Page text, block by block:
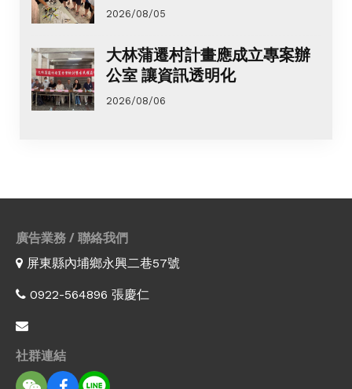
2026/08/05
大林蒲遷村計畫應成立專案辦
公室 讓資訊透明化
2026/08/06
廣告業務 / 聯絡我們
屏東縣內埔鄉永興二巷57號
0922-564896 張慶仁
社群連結